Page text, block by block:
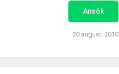
Ansök
20 augusti 2010